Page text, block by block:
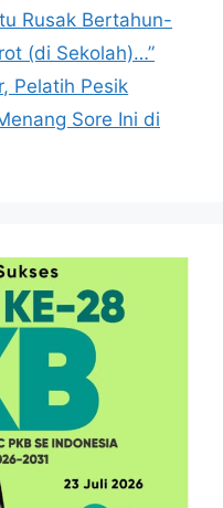
Rusak Bertahun-
(di Sekolah)…”
Pelatih Pesik
Sore Ini di